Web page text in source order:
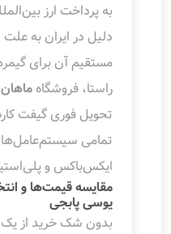
به پرداخت ارز
دلیل در ایران به
مستقیم آن برای
راستا، فروشگاه
تحویل فوری گیفت
ایکس‌باکس و
مقایسه قیمت‌ها و
یوسی پابجی
بدون شک خرید از یک